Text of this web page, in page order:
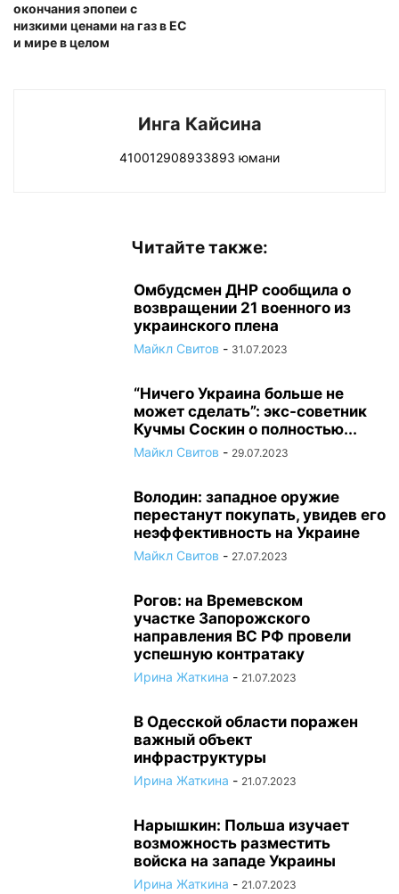
окончания эпопеи с
низкими ценами на газ в ЕС
и мире в целом
Инга Кайсина
410012908933893 юмани
Читайте также:
Омбудсмен ДНР сообщила о
возвращении 21 военного из
украинского плена
Майкл Свитов - 31.07.2023
“Ничего Украина больше не
может сделать”: экс-советник
Кучмы Соскин о полностью...
Майкл Свитов - 29.07.2023
Володин: западное оружие
перестанут покупать, увидев его
неэффективность на Украине
Майкл Свитов - 27.07.2023
Рогов: на Времевском
участке Запорожского
направления ВС РФ провели
успешную контратаку
Ирина Жаткина - 21.07.2023
В Одесской области поражен
важный объект
инфраструктуры
Ирина Жаткина - 21.07.2023
Нарышкин: Польша изучает
возможность разместить
войска на западе Украины
Ирина Жаткина - 21.07.2023